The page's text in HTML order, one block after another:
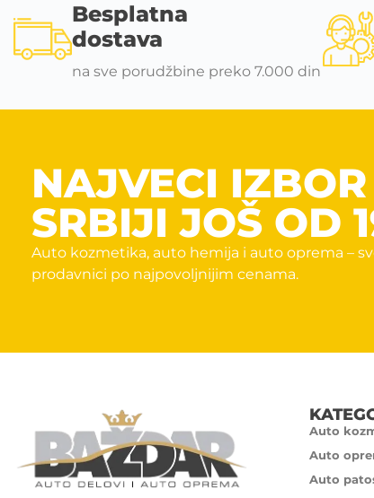
Besplatna
dostava
na sve porudžbine preko 7.000 din
NAJVECI
SRBIJI JOŠ OD
Auto kozmetika, auto hemija i auto oprema –
prodavnici po najpovoljnijim cenama.
Auto
Auto
Auto